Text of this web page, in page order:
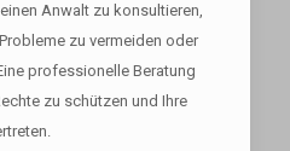
Anwalt zu konsultieren,
zu vermeiden oder
professionelle Beratung
zu schützen und Ihre